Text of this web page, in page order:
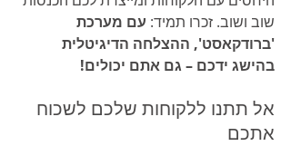
שוב ושוב. זכרו תמיד: עם מערכת
'ברודקאסט', ההצלחה הדיגיטלית
בהישג ידכם – גם אתם יכולים!
אל תתנו ללקוחות שלכם לשכוח
אתכם